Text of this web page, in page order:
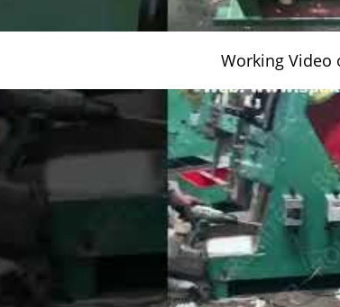
Working Video